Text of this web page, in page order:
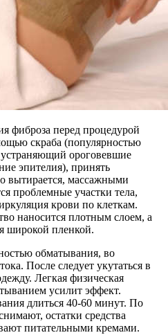
фиброза перед процедурой
скраба (популярностью
ороговевшие
эпителия), принять
вытирается, массажными
проблемные участки тела,
крови по клеткам.
наносится плотным слоем, а
широкой пленкой.
обматывания, во
После следует укутаться в
Легкая физическая
усилит эффект.
длиться 40-60 минут. По
остатки средства
питательными кремами.